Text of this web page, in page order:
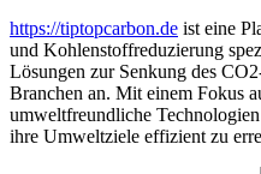
https://tiptopcarbon.de ist eine
und Kohlenstoffreduzierung
Lösungen zur Senkung des
Branchen an. Mit einem Fokus
umweltfreundliche
ihre Umweltziele effizient zu